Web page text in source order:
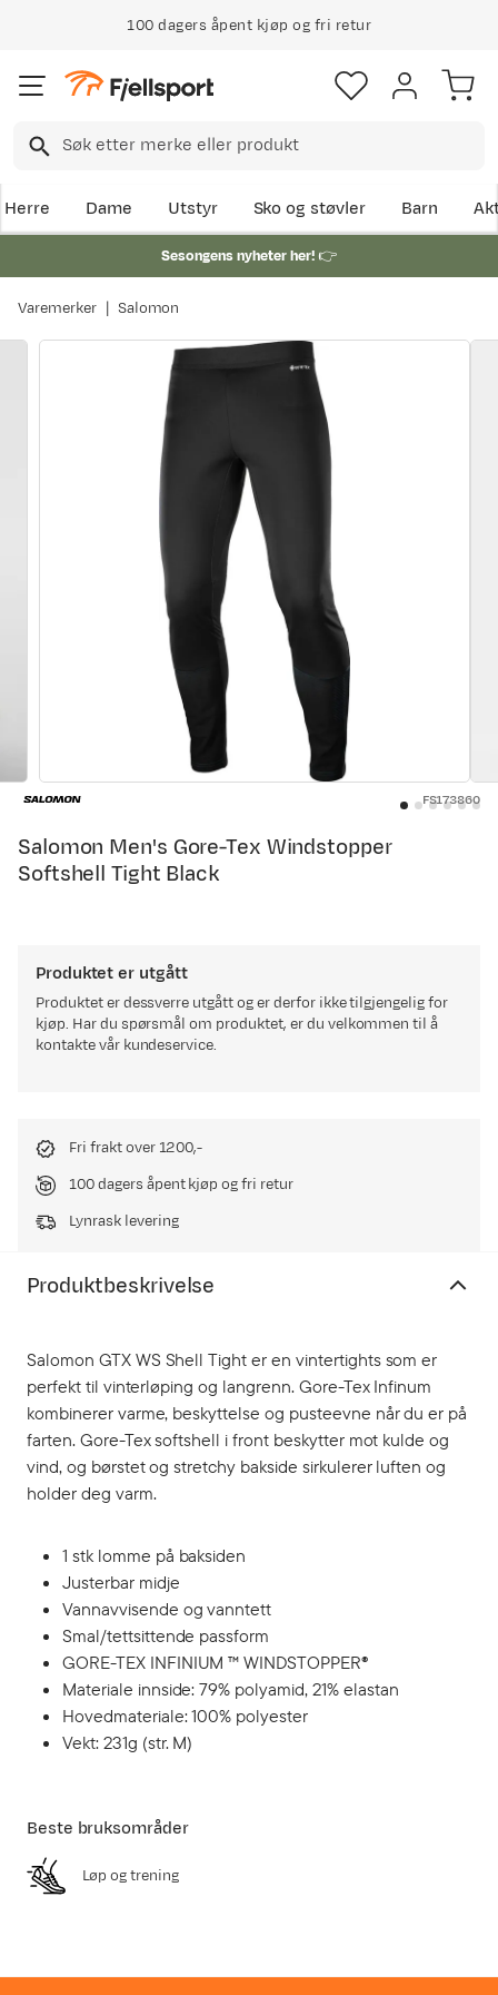
100 dagers åpent kjøp og fri retur
Herre Dame Utstyr Sko og støvler Barn
Sesongens nyheter her!👉
Varemerker Salomon
FS173860
Salomon Men's Gore-Tex Windstopper
Softshell Tight Black
Produktet er utgått
Produktet er dessverre utgått og er derfor ikke tilgjengelig for
kjøp. Har du spørsmål om produktet, er du velkommen til å
kontakte vår kundeservice.
Fri frakt over 1200,-
100 dagers åpent kjøp og fri retur
Lynrask levering
Produktbeskrivelse
Salomon GTX WS Shell Tight er en vintertights som er
perfekt til vinterløping og langrenn. Gore-Tex Infinum
kombinerer varme, beskyttelse og pusteevne når du er på
farten. Gore-Tex softshell i front beskytter mot kulde og
vind, og børstet og stretchy bakside sirkulerer luften og
holder deg varm.
1 stk lomme på baksiden
Justerbar midje
Vannavvisende og vanntett
Smal/tettsittende passform
GORE-TEX INFINIUM ™ WINDSTOPPER®
Materiale innside: 79% polyamid, 21% elastan
Hovedmateriale: 100% polyester
Vekt: 231g (str. M)
Beste bruksområder
Løp og trening